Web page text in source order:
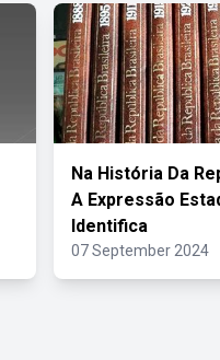
Na História Da
A Expressão
Identifica
07 September 2024